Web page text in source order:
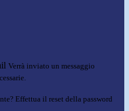
Verrà inviato un messaggio
Effettua il reset della password